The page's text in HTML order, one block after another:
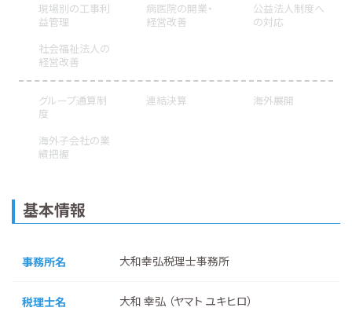
現場別の工事利
益管理
病医院の開業・
経営改善
公益法人制度へ
の対応
社会福祉法人の
経営改善
グループ通算制
度
連結決算 海外展開
海外子会社の業
績把握
基本情報
事務所名 大和幸弘税理士事務所
税理士名 大和 幸弘 （ヤマト ユキヒロ）